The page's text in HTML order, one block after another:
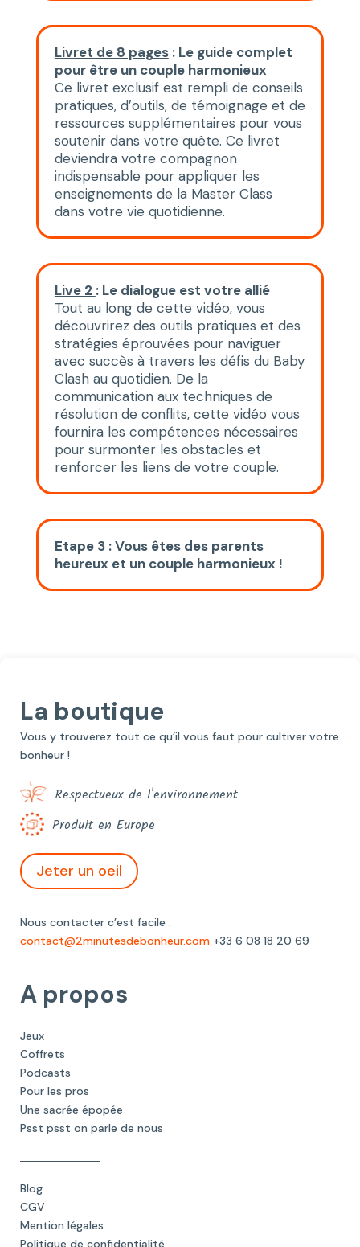
Livret de 8 pages: Le guide complet
pour être un couple harmonieux
Ce livret exclusif est rempli de conseils
pratiques, d’outils, de témoignage et de
ressources supplémentaires pour vous
soutenir dans votre quête. Ce livret
deviendra votre compagnon
indispensable pour appliquer les
enseignements de la Master Class
dans votre vie quotidienne.
Live 2 : Le dialogue est votre allié
Tout au long de cette vidéo, vous
découvrirez des outils pratiques et des
stratégies éprouvées pour naviguer
avec succès à travers les défis du Baby
Clash au quotidien. De la
communication aux techniques de
résolution de conflits, cette vidéo vous
fournira les compétences nécessaires
pour surmonter les obstacles et
renforcer les liens de votre couple.
Etape 3 : Vous êtes des parents
heureux et un couple harmonieux !
La boutique
Vous y trouverez tout ce qu’il vous faut pour cultiver votre
bonheur !
Respectueux de l'environnement
Produit en Europe
Jeter un oeil
Nous contacter c’est facile :
contact@2minutesdebonheur.com +33 6 08 18 20 69
A propos
Jeux
Coffrets
Podcasts
Pour les pros
Une sacrée épopée
Psst psst on parle de nous
Blog
CGV
Mention légales
Politique de confidentialité